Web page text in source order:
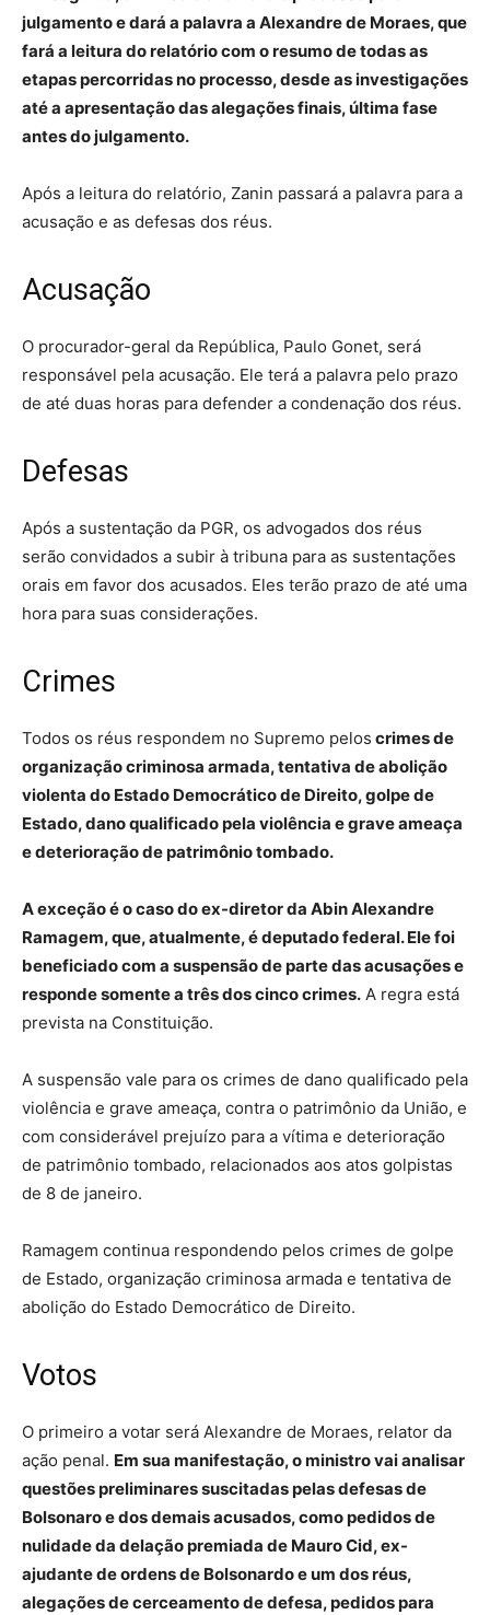
julgamento e dará a palavra a Alexandre de Moraes, que
fará a leitura do relatório com o resumo de todas as
etapas percorridas no processo, desde as investigações
até a apresentação das alegações finais, última fase
antes do julgamento.
Após a leitura do relatório, Zanin passará a palavra para a
acusação e as defesas dos réus.
Acusação
O procurador-geral da República, Paulo Gonet, será
responsável pela acusação. Ele terá a palavra pelo prazo
de até duas horas para defender a condenação dos réus.
Defesas
Após a sustentação da PGR, os advogados dos réus
serão convidados a subir à tribuna para as sustentações
orais em favor dos acusados. Eles terão prazo de até uma
hora para suas considerações.
Crimes
Todos os réus respondem no Supremo pelos crimes de
organização criminosa armada, tentativa de abolição
violenta do Estado Democrático de Direito, golpe de
Estado, dano qualificado pela violência e grave ameaça
e deterioração de patrimônio tombado.
A exceção é o caso do ex-diretor da Abin Alexandre
Ramagem, que, atualmente, é deputado federal. Ele foi
beneficiado com a suspensão de parte das acusações e
responde somente a três dos cinco crimes. A regra está
prevista na Constituição.
A suspensão vale para os crimes de dano qualificado pela
violência e grave ameaça, contra o patrimônio da União, e
com considerável prejuízo para a vítima e deterioração
de patrimônio tombado, relacionados aos atos golpistas
de 8 de janeiro.
Ramagem continua respondendo pelos crimes de golpe
de Estado, organização criminosa armada e tentativa de
abolição do Estado Democrático de Direito.
Votos
O primeiro a votar será Alexandre de Moraes, relator da
ação penal. Em sua manifestação, o ministro vai analisar
questões preliminares suscitadas pelas defesas de
Bolsonaro e dos demais acusados, como pedidos de
nulidade da delação premiada de Mauro Cid, ex-
ajudante de ordens de Bolsonardo e um dos réus,
alegações de cerceamento de defesa, pedidos para